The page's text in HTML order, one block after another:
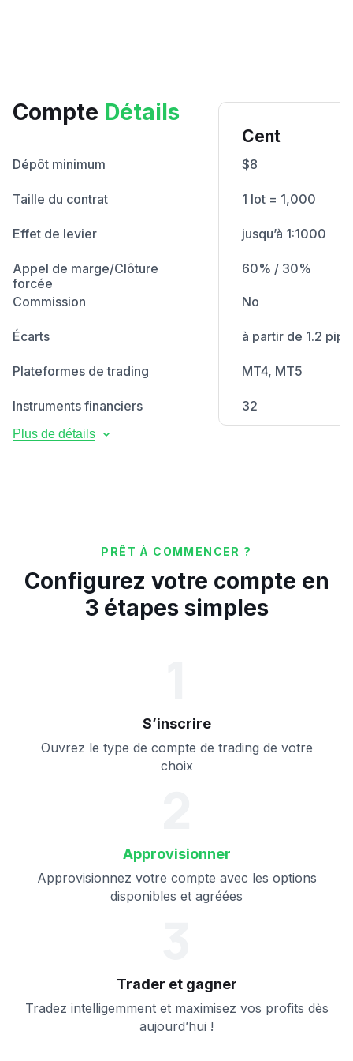
Compte Détails
Cent
Dépôt minimum
Taille du contrat
Effet de levier
Appel de marge/Clôture
forcée
Commission
Écarts
Plateformes de trading
Instruments financiers
Taille minimale de lot
Devise de base
Protection contre le solde
négatif
Forex
$8
1 lot = 1,000
jusqu’à 1:1000
60% / 30%
No
à partir de 1.2 pip
MT4, MT5
32
Exécution au
au-delà de 0,1
seconde
USD
Plus de détails
PRÊT À COMMENCER ?
Configurez votre compte en
3 étapes simples
S’inscrire
Ouvrez le type de compte de trading de votre
choix
Approvisionner
Approvisionnez votre compte avec les options
disponibles et agréées
Trader et gagner
Tradez intelligemment et maximisez vos profits dès
aujourd’hui !